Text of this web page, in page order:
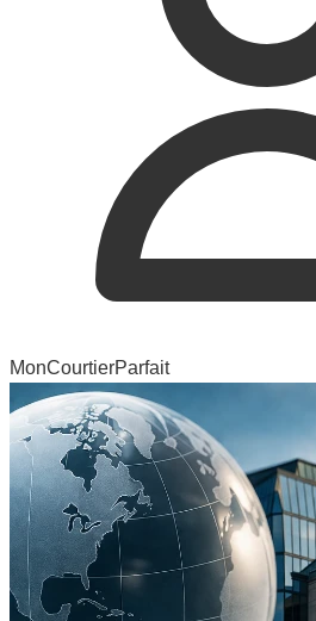
MonCourtierParfait